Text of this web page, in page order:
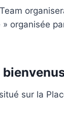
organisée
sur la